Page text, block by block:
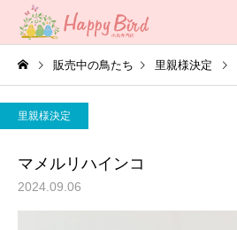
販売中の鳥たち 里親様決定
里親様決定
マメルリハインコ
2024.09.06